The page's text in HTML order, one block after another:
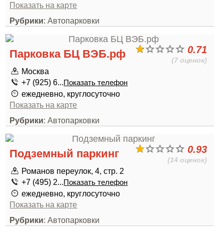
Показать на карте
Рубрики: Автопарковки
0.71
(7 оценок)
Парковка БЦ ВЭБ.рф
Москва
+7 (925) 6...Показать телефон
ежедневно, круглосуточно
Показать на карте
Рубрики: Автопарковки
0.93
(14 оценок)
Подземный паркинг
Романов переулок, 4, стр. 2
+7 (495) 2...Показать телефон
ежедневно, круглосуточно
Показать на карте
Рубрики: Автопарковки